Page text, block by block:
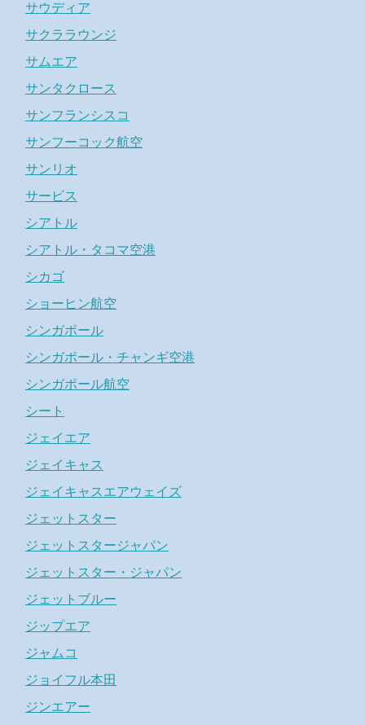
サウディア
サクララウンジ
サムエア
サンタクロース
サンフランシスコ
サンフーコック航空
サンリオ
サービス
シアトル
シアトル・タコマ空港
シカゴ
ショーヒン航空
シンガポール
シンガポール・チャンギ空港
シンガポール航空
シート
ジェイエア
ジェイキャス
ジェイキャスエアウェイズ
ジェットスター
ジェットスタージャパン
ジェットスター・ジャパン
ジェットブルー
ジップエア
ジャムコ
ジョイフル本田
ジンエアー